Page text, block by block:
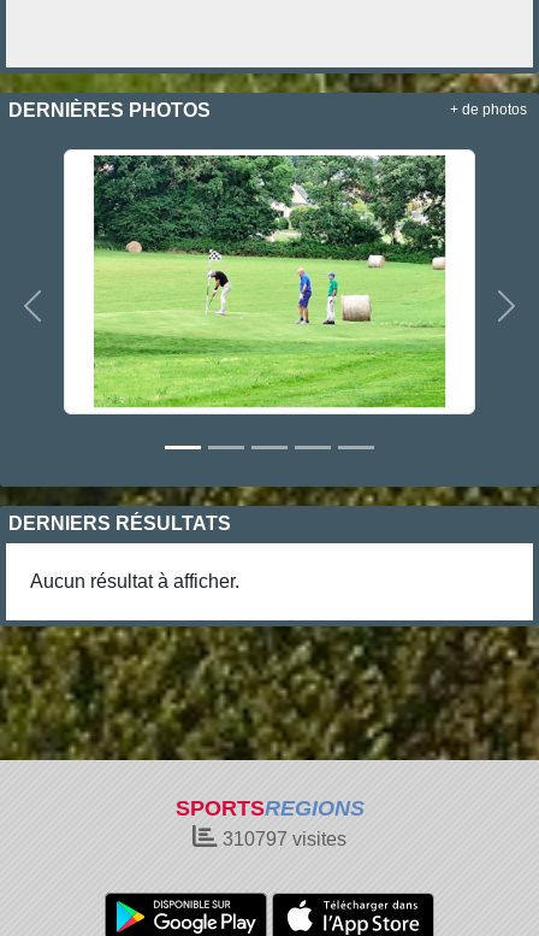
DERNIÈRES PHOTOS
Précedent
+ de photos
DERNIERS RÉSULTATS
Aucun résultat à afficher.
SPORTSREGIONS
310797 visites